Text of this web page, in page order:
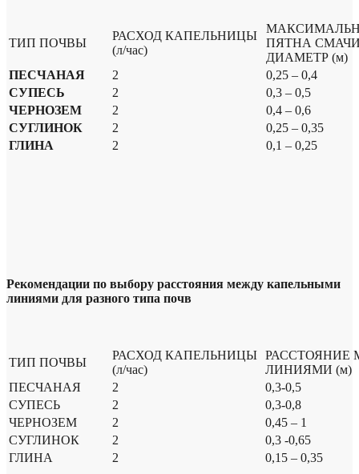
ТИП ПОЧВЫ
РАСХОД КАПЕЛЬНИЦЫ
(л/час)
ПЯТНА
ДИАМЕТР (м)
ПЕСЧАНАЯ
2
0,25 – 0,4
СУПЕСЬ
2
0,3 – 0,5
ЧЕРНОЗЕМ
2
0,4 – 0,6
СУГЛИНОК
2
0,25 – 0,35
ГЛИНА
2 0,1 – 0,25
Рекомендации по выбору расстояния между капельными
линиями для разного типа почв
ТИП ПОЧВЫ
РАСХОД КАПЕЛЬНИЦЫ
(л/час)
РАССТОЯНИЕ
ЛИНИЯМИ (м)
ПЕСЧАНАЯ
2
0,3-0,5
СУПЕСЬ
2
0,3-0,8
ЧЕРНОЗЕМ
2
0,45 – 1
СУГЛИНОК
2
0,3 -0,65
ГЛИНА
2 0,15 – 0,35